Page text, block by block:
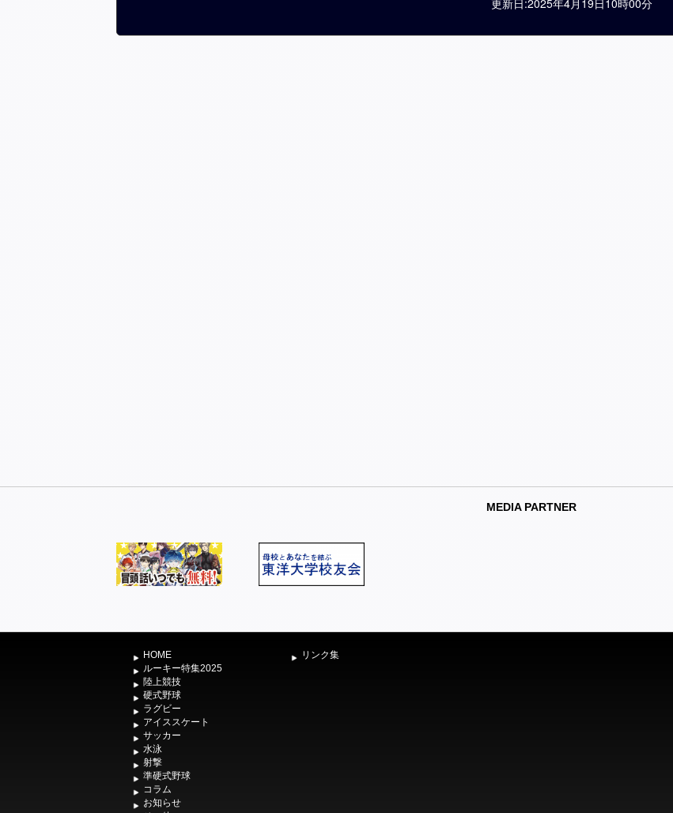
更新日:2025年4月19日10時00分
MEDIA PARTNER
HOME
ルーキー特集2025
陸上競技
硬式野球
ラグビー
アイススケート
サッカー
水泳
射撃
準硬式野球
コラム
お知らせ
リンク集